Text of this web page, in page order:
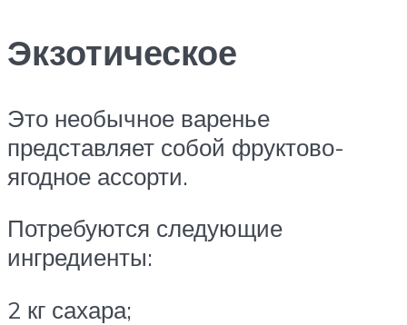
Экзотическое
Это необычное варенье
представляет собой фруктово-
ягодное ассорти.
Потребуются следующие
ингредиенты:
2 кг сахара;